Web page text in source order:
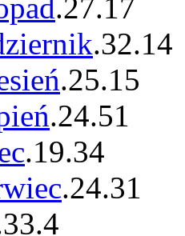
.27.17
.32.14
.25.15
.24.51
.19.34
.24.31
33.4